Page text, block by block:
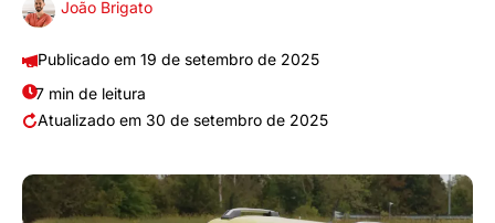
João Brigato
19 de setembro de 2025
7 min de leitura
30 de setembro de 2025